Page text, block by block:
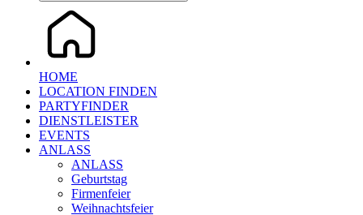
HOME
LOCATION FINDEN
PARTYFINDER
DIENSTLEISTER
EVENTS
ANLASS
ANLASS
Geburtstag
Firmenfeier
Weihnachtsfeier